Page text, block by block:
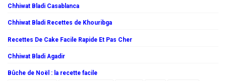
Chhiwat Bladi Casablanca
Chhiwat Bladi Recettes de Khouribga
Recettes De Cake Facile Rapide Et Pas Cher
Chhiwat Bladi Agadir
Bûche de Noël : la recette facile